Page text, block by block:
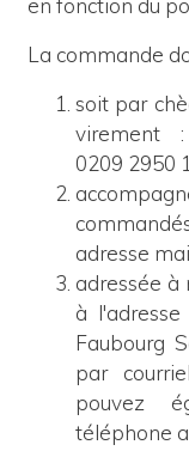
en fonction du
La commande
soit par
virement :
0209 2950
adresse
adressée à
à
Faubourg
par
pouvez
téléphone